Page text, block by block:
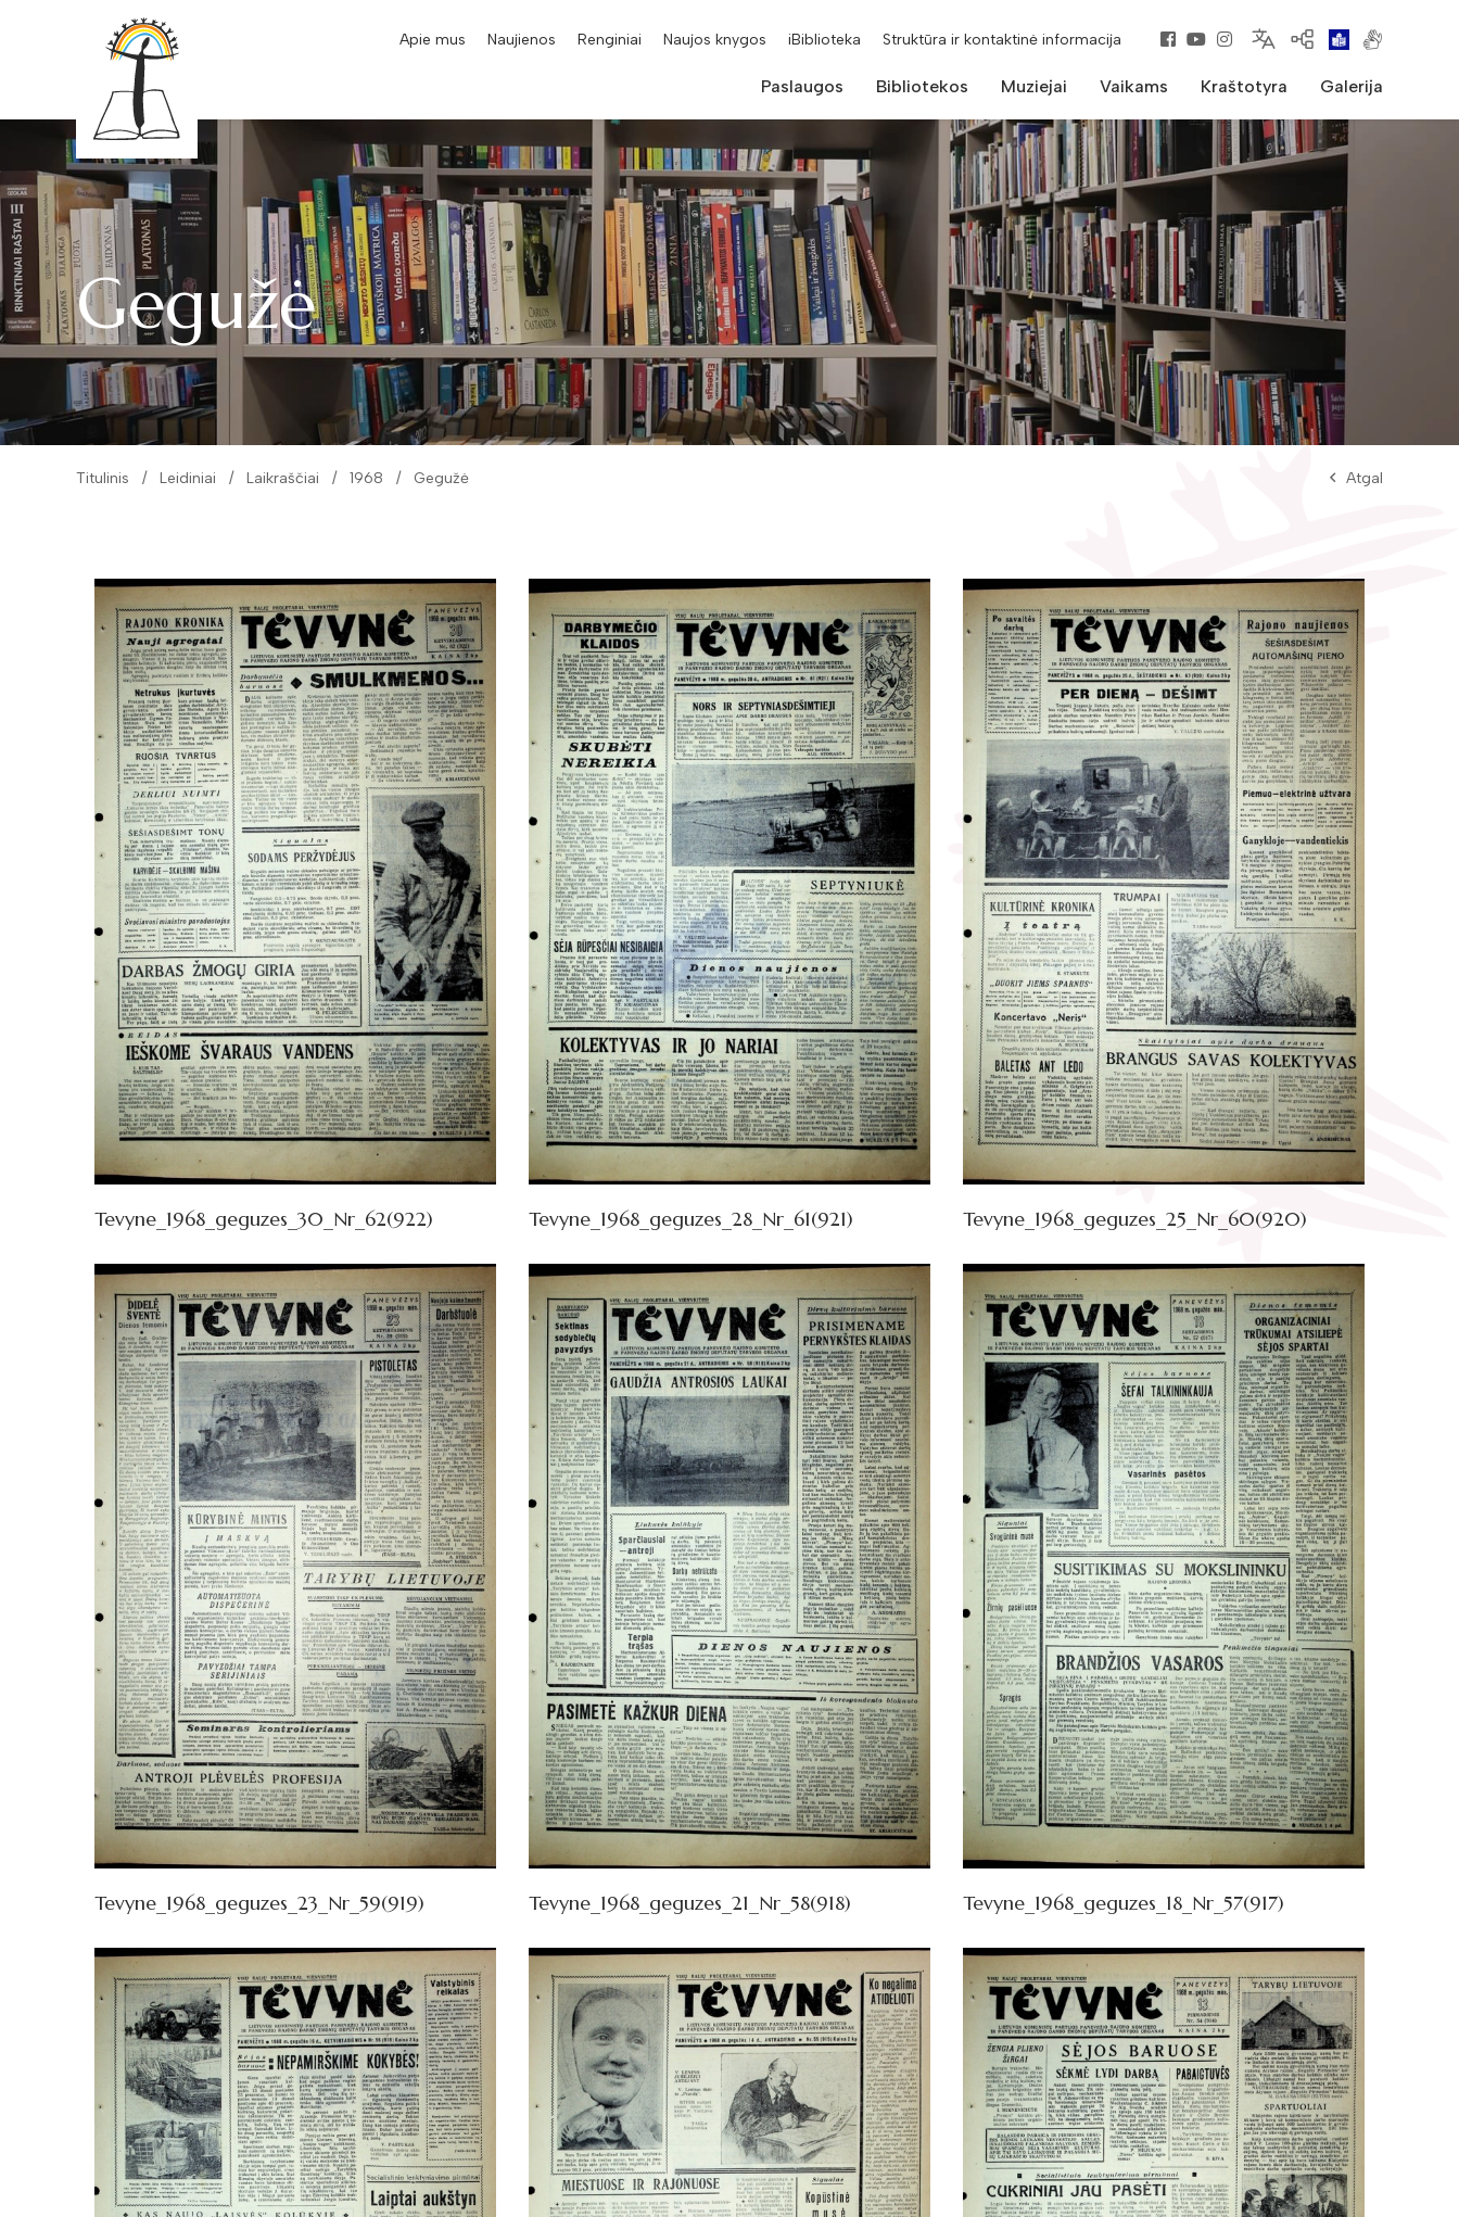
Apie mus Naujienos Renginiai Naujos knygos iBiblioteka Struktūra ir kontaktinė informacija
Paslaugos Bibliotekos Muziejai Vaikams Kraštotyra Galerija
Gegužė
Titulinis Leidiniai Laikraščiai 1968 Gegužė Atgal
Tevyne_1968_geguzes_30_Nr_62(922) Tevyne_1968_geguzes_28_Nr_61(921) Tevyne_1968_geguzes_25_Nr_60(920)
Tevyne_1968_geguzes_23_Nr_59(919) Tevyne_1968_geguzes_21_Nr_58(918) Tevyne_1968_geguzes_18_Nr_57(917)